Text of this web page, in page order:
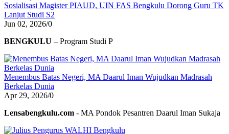
Sosialisasi Magister PIAUD, UIN FAS Bengkulu Dorong Guru TK
Lanjut Studi S2
Jun 02, 2026/0
BENGKULU – Program Studi P
Menembus Batas Negeri, MA Daarul Iman Wujudkan Madrasah
Berkelas Dunia
Apr 29, 2026/0
Lensabengkulu.com - MA Pondok Pesantren Daarul Iman Sukaja